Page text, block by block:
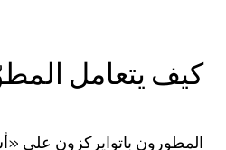
كيف يتعامل
المطورون باتوايركزون على